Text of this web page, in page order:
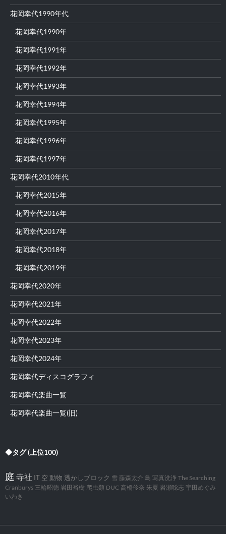
花岡幸代1990年代
花岡幸代1990年
花岡幸代1991年
花岡幸代1992年
花岡幸代1993年
花岡幸代1994年
花岡幸代1995年
花岡幸代1996年
花岡幸代1997年
花岡幸代2010年代
花岡幸代2015年
花岡幸代2016年
花岡幸代2017年
花岡幸代2018年
花岡幸代2019年
花岡幸代2020年
花岡幸代2021年
花岡幸代2022年
花岡幸代2023年
花岡幸代2024年
花岡幸代ディスコグラフィ
花岡幸代楽曲一覧
花岡幸代楽曲一覧(旧)
◆タグ (上位100)
庭 寺社 IT 空 動物 透かしブロック 雪 藤森太介 鳥 写真洗浄 The Searching
Cranburys 三輪昭徳 岩田裕樹 爬虫類 DUC 高橋伶奈 朱夏 岩瀬聡志 宇田めぐみ
いわき